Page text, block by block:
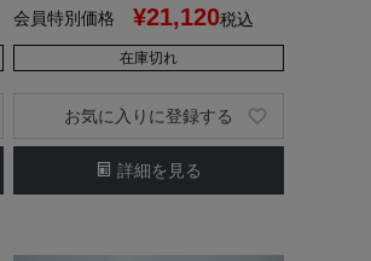
会員特別価格 ¥21,120税込
在庫切れ
詳細を見る
お気に入りに登録する